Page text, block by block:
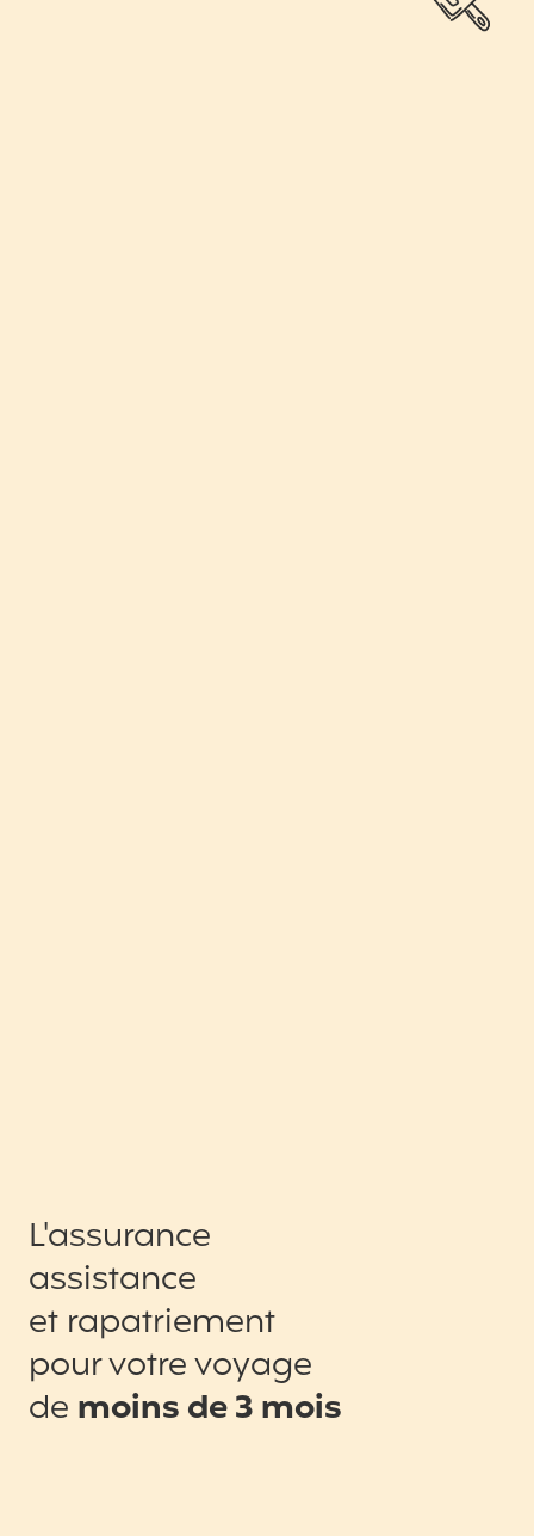
L'assurance
assistance
et rapatriement
pour votre voyage
de moins de 3 mois